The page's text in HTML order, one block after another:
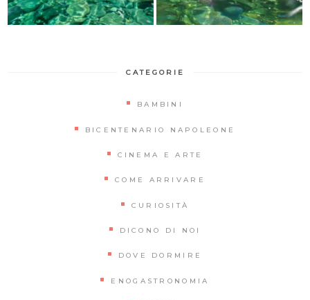
CATEGORIE
BAMBINI
BICENTENARIO NAPOLEONE
CINEMA E ARTE
COME ARRIVARE
CURIOSITÀ
DICONO DI NOI
DOVE DORMIRE
ENOGASTRONOMIA